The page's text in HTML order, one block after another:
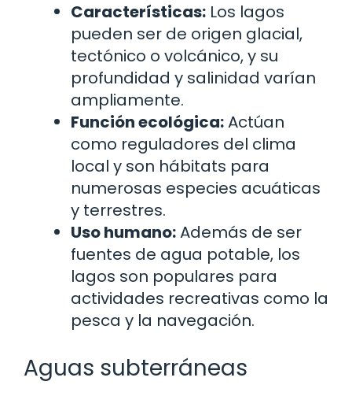
Características: Los lagos
pueden ser de origen glacial,
tectónico o volcánico, y su
profundidad y salinidad varían
ampliamente.
Función ecológica:Actúan
como reguladores del clima
local y son hábitats para
numerosas especies acuáticas
y terrestres.
Uso humano:Además de ser
fuentes de agua potable, los
lagos son populares para
actividades recreativas como la
pesca y la navegación.
Aguas subterráneas